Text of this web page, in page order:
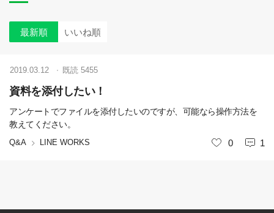
最新順 いいね順
資料を添付したい！
アンケートでファイルを添付したいのですが、可能なら操作方法を
教えてください。
Q&A LINE WORKS
2019.03.12 既読 5455
いいね
0 1